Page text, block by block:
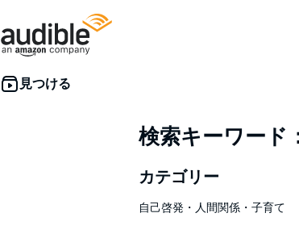
検索キーワード
カテゴリー
自己啓発・人間関係・子育て